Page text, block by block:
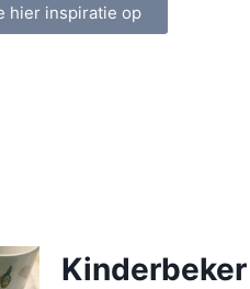
hier inspiratie op
Kinderbeker